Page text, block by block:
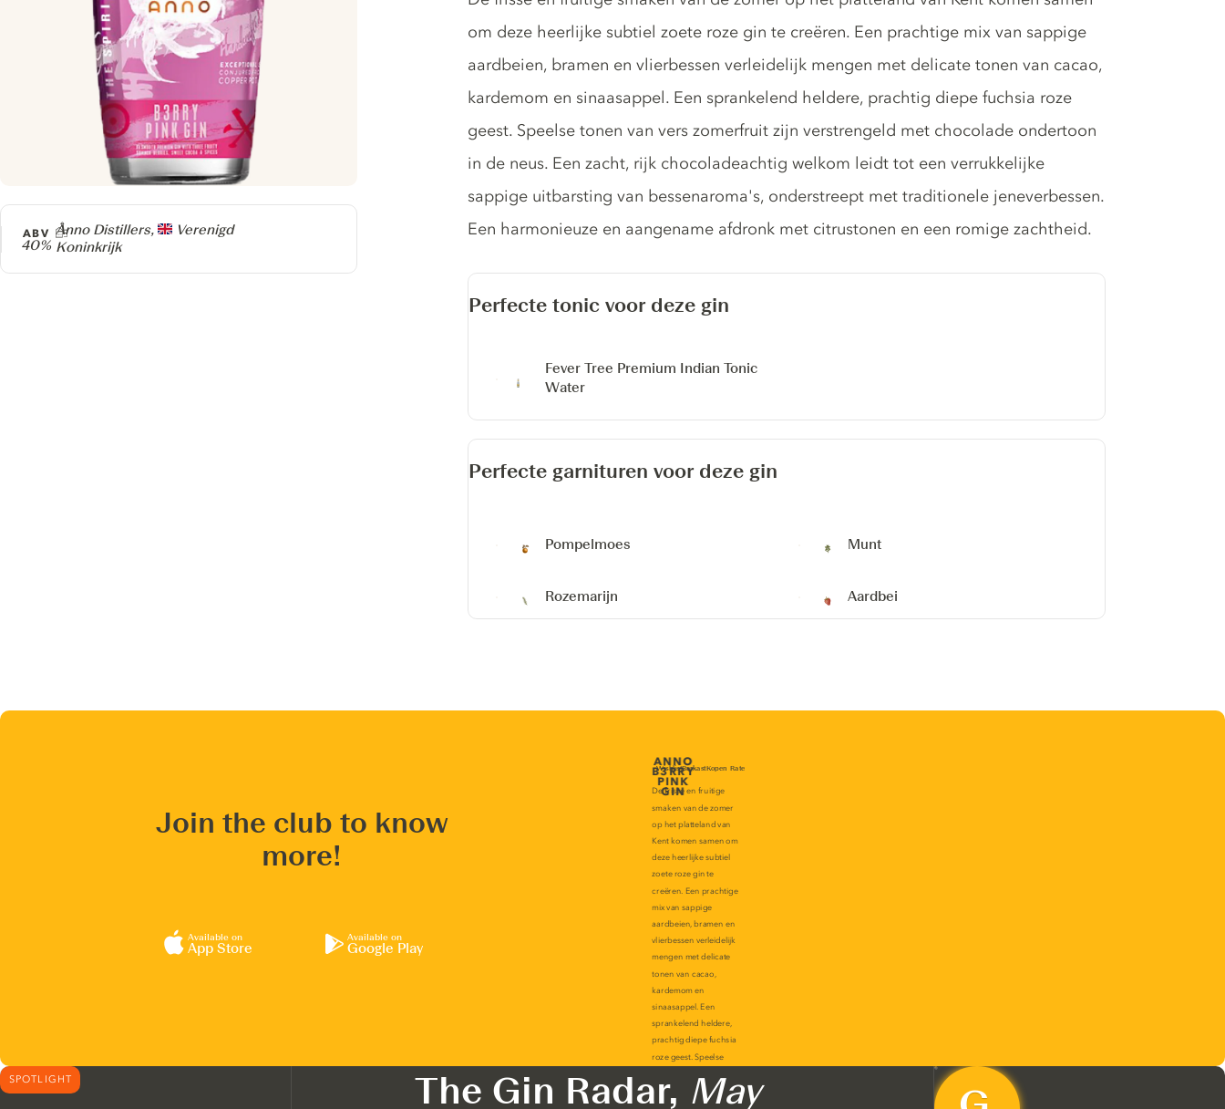
Producer
Anno Distillers,
Verenigd
Koninkrijk
ABV
40%
om deze heerlijke subtiel zoete roze gin te creëren. Een prachtige mix van sappige
aardbeien, bramen en vlierbessen verleidelijk mengen met delicate tonen van cacao,
kardemom en sinaasappel. Een sprankelend heldere, prachtig diepe fuchsia roze
geest. Speelse tonen van vers zomerfruit zijn verstrengeld met chocolade ondertoon
in de neus. Een zacht, rijk chocoladeachtig welkom leidt tot een verrukkelijke
sappige uitbarsting van bessenaroma's, onderstreept met traditionele jeneverbessen.
Een harmonieuze en aangename afdronk met citrustonen en een romige zachtheid.
Perfecte tonic voor deze gin
Fever Tree Premium Indian Tonic
Water
Perfecte garnituren voor deze gin
Pompelmoes Munt
Rozemarijn Aardbei
Join the club to know
more!
Available on
App Store
Available on
Google Play
SPOTLIGHT The Gin Radar, May